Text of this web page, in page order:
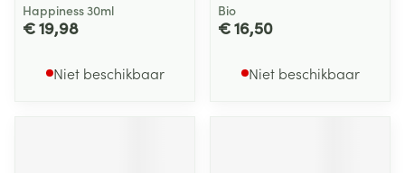
Happiness 30ml
€ 19,98
Niet beschikbaar
Bio
€ 16,50
Niet beschikbaar